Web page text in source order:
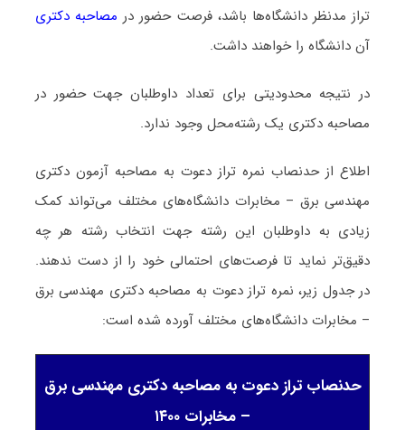
تراز مدنظر دانشگاه‌ها باشد، فرصت حضور در مصاحبه دکتری
آن دانشگاه را خواهند داشت.
در نتیجه محدودیتی برای تعداد داوطلبان جهت حضور در
مصاحبه دکتری یک رشته‌محل وجود ندارد.
اطلاع از حدنصاب نمره تراز دعوت به مصاحبه آزمون دکتری
مهندسی برق – مخابرات دانشگاه‌های مختلف می‌تواند کمک
زیادی به داوطلبان این رشته جهت انتخاب رشته هر چه
دقیق‌تر نماید تا فرصت‌های احتمالی خود را از دست ندهند.
در جدول زیر، نمره تراز دعوت به مصاحبه دکتری مهندسی برق
– مخابرات دانشگاه‌های مختلف آورده شده است:
حدنصاب تراز دعوت به مصاحبه دکتری مهندسی برق
– مخابرات ۱۴۰۰